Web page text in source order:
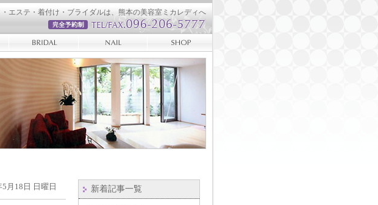
エステ・着付け・ブライダルは、熊本の美容室ミカレディへ
5月18日 日曜日 新着記事一覧